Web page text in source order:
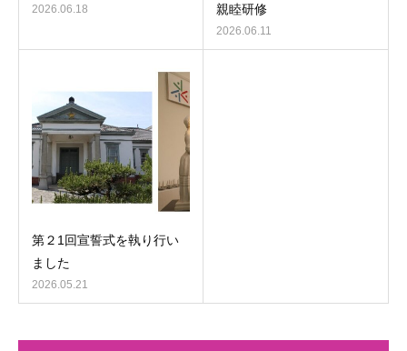
2026.06.18 親睦研修
2026.06.11
第２1回宣誓式を執り行い
ました
2026.05.21